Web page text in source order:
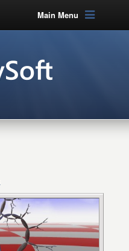
Main Menu